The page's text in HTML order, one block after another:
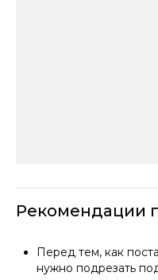
Рекомендации
Перед тем, как
нужно подрезать